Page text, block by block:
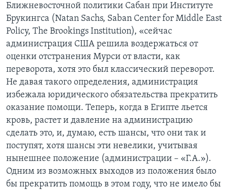
Ближневосточной политики Сабан при Институте
Брукингса (Natan Sachs, Saban Center for Middle East
Policy, The Brookings Institution), «сейчас
администрация США решила воздержаться от
оценки отстранения Мурси от власти, как
переворота, хотя это был классический переворот.
Не давая такого определения, администрация
избежала юридического обязательства прекратить
оказание помощи. Теперь, когда в Египте льется
кровь, растет и давление на администрацию
сделать это, и, думаю, есть шансы, что они так и
поступят, хотя шансы эти невелики, учитывая
нынешнее положение (администрации – «Г.А.»).
Одним из возможных выходов из положения было
бы прекратить помощь в этом году, что не имело бы